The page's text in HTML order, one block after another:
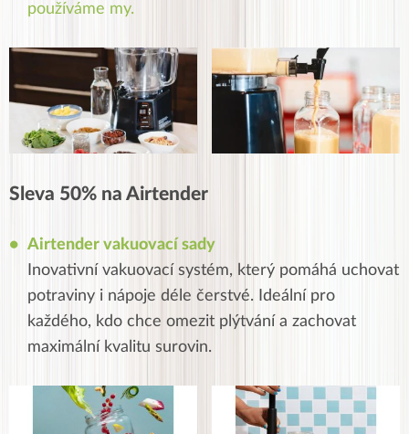
používáme my.
Sleva 50% na Airtender
Airtender vakuovací sady
Inovativní vakuovací systém, který pomáhá uchovat
potraviny i nápoje déle čerstvé. Ideální pro
každého, kdo chce omezit plýtvání a zachovat
maximální kvalitu surovin.